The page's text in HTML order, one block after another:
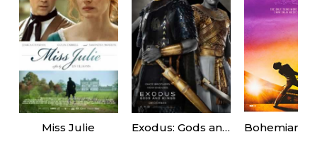
Miss Julie Exodus: Gods and Kings